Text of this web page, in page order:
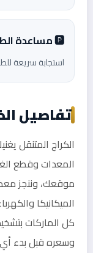
🅿️ مساعدة الطريق
استجابة سريعة
تفاصيل
الكراج المتنقل
المعدات وقطع
موقعك، وننجز
الميكانيكا
كل الماركات
وسعره قبل بدء